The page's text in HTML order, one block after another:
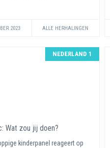
2023 ALLE HERHALINGEN
NEDERLAND 1
Wat zou jij doen?
kinderpanel reageert op